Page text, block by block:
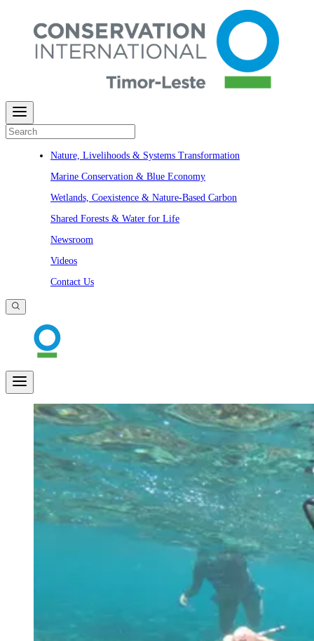
Nature, Livelihoods & Systems Transformation​​​​‌ ‍ ​‍​‍‌‍ ‌ ​‍‌‍‍‌‌‍‌ ‌‍‍‌‌‍ ‍​‍​‍​ ‍‍​‍​‍‌ ​ ‌‍​‌‌‍ ‍‌‍‍‌‌ ‌​‌ ‍‌​‍ ‍‌‍‍‌‌‍ ​‍​‍​‍ ​​‍​‍‌‍‍​‌ ​‍‌‍‌‌‌‍‌‍​‍​‍​ ‍‍​‍​‍‌‍‍​‌ ‌​‌ ‌​‌ ​​‌ ​ ​ ‍‍​‍ ​‍ ‌ ​ ‌‍​‌‌‍ ‍‌‍‍‌‌ ‌​‌ ‍‌​‍ ‍‌‍​ ‌‍ ‌‍ ‍‌ ​ ‌‍‌‌‌ ​‍‌ ‌‍‌‍​‌‌ ‌​‌‍‍‌‌‍ ‌‍ ‍​‍ ‍‌‍ ‌ ​‍‌‍‌ ​‍ ‌‍ ‌‌‍​‌‌‍‍‌‌‍ ‍​‍ ‌‍‍‌‌‍ ‍‌ ‌​‌‍‌‌‌‍ ‍‌ ‌​​‍ ‌‍‌‌‌‍‌​‌‍‍‌‌ ‌​​‍ ‌‍ ‌‌‍ ‌‍‌​‌‍‌‌​ ‌‌ ​​‌ ​‍‌‍‌‌‌ ​ ‌‍‌‌‌‍ ‍‌ ‌​‌‍​‌‌ ‌​‌‍‍‌‌‍ ‌‍ ‍​ ‍ ‌‍‍‌‌‍‌​​ ‌​ ​‌​ ​‌​ ​‍​ ‍‌​ ​‍​ ‌‍​ ‌ ​ ‌​​‍ ‌​ ​ ‌‍​‌‌‍​‍​ ‌‌​‍ ‌​ ‌​​ ​ ​ ‌ ‌‍‌‌​‍ ‌​ ‍​‌‍‌‌​ ​‍​ ​ ​‍ ‌​ ‌‍‌‍‌‌​ ‌‌‌‍​‌​ ​‍‌‍‌​‌‍​‌​ ​ ‌‍​ ‌‍​‌​ ​​‌‍‌‍​ ‍ ‌ ‌​‌ ‍‌‌ ​​‌‍‌‌​ ‌‌‍‌​‌‍ ‌‍​ ‌ ‌‌‌‍ ‌‌‍‌‌‌‍ ‍‌ ‌​​‍ ‍‌ ​​‌‍​‌‌‍‌ ‌‍‌‌​ ‍ ‌ ​​‌‍​‌‌ ‌​‌‍‍​​ ‌‌‍​ ‌‍ ‌‍ ‍‌ ‌​‌‍‌‌‌‍ ‍‌ ‌​​‍‌‌​ ‌‌‌​​‍‌‌ ‌‍‍ ‌‍‌‌‌ ‍‌​‍‌‌​ ​ ‌​‌​​‍‌‌​ ​ ‌​‌​​‍‌‌​ ​‍​ ​‍​ ‌‌‌‍‍‍‌ ​​​ ‍‌​ ‌‍​ ‌ ‌‍​ ​ ‍‌‌ ‌ ​ ​ ​ ‌‌‌ ‌​​‍‌‌​ ​‍​ ​‍​‍‌‌​ ‌‌‌​‌​​‍ ‍‌‍​ ‌‍ ‌‍ ‍‌ ‌​‌‍‌‌‌‍ ‍‌ ‌​​‍‌‌​ ‌‌‌​​‍‌‌ ‌‍‍ ‌‍‌‌‌ ‍‌​‍‌‌​ ​ ‌​‌​​‍‌‌​ ​ ‌​‌​​‍‌‌​ ​‍​ ​‍‌ ​​​ ​‍‌ ​‌‌‍​ ‌ ​ ​ ‌​​ ​ ‌ ‍​​ ​ ​ ​ ‌ ‍‌‌ ‍​​‍‌‌​ ​‍​ ​‍​‍‌‌​ ‌‌‌​‌​​‍ ‍‌‍​ ‌‍​‌‌ ​‍‌‍‌​‌‌​ ‌‍‌‌‌ ‌​​‍‌‌​ ‌‌‌​​‍‌‌ ‌‍‍ ‌‍‌‌‌ ‍‌​‍‌‌​ ​ ‌​‌​​‍‌‌​ ​ ‌​‌​​‍‌‌​ ​‍​ ​‍​ ​‌‌‍​‌​ ​​‌‍​ ‌‍​ ​ ‌​​ ​‌​ ​​​ ‍​‌‍​ ​ ​​‌‍‌​​‍‌‌​ ​‍​ ​‍​‍‌‌​ ‌‌‌​‌​​‍ ‍‌ ‌​‌‍‍‌‌ ‌​‌‍ ​‌‍‌‌​ ‌‍​‍‌‍​‌‌ ​ ‌‍‌‌‌‌‌‌‌ ​‍‌‍ ​​ ‌‌‍‍​‌ ‌​‌ ‌​‌ ​​‌ ​ ​‍‌‌​ ​ ‌​​‌​‍‌‌​ ​‍‌​‌‍​‍‌‌​ ​‍‌​‌‍‌ ​ ‌‍​‌‌‍ ‍‌‍‍‌‌ ‌​‌ ‍‌​‍ ‍‌‍​ ‌‍ ‌‍ ‍‌ ​ ‌‍‌‌‌ ​‍‌ ‌‍‌‍​‌‌ ‌​‌‍‍‌‌‍ ‌‍ ‍​‍ ‍‌‍ ‌ ​‍‌‍‌ ​‍‌‍‌‍‍‌‌‍‌​​ ‌​ ​‌​ ​‌​ ​‍​ ‍‌​ ​‍​ ‌‍​ ‌ ​ ‌​​‍ ‌​ ​ ‌‍​‌‌‍​‍​ ‌‌​‍ ‌​ ‌​​ ​ ​ ‌ ‌‍‌‌​‍ ‌​ ‍​‌‍‌‌​ ​‍​ ​ ​‍ ‌​ ‌‍‌‍‌‌​ ‌‌‌‍​‌​ ​‍‌‍‌​‌‍​‌​ ​ ‌‍​ ‌‍​‌​ ​​‌‍‌‍​‍‌‍‌ ‌​‌ ‍‌‌ ​​‌‍‌‌​ ‌‌‍‌​‌‍ ‌‍​ ‌ ‌‌‌‍ ‌‌‍‌‌‌‍ ‍‌ ‌​​‍ ‍‌ ​​‌‍​‌‌‍‌ ‌‍‌‌​‍‌‍‌ ​​‌‍​‌‌ ‌​‌‍‍​​ ‌‌‍​ ‌‍ ‌‍ ‍‌ ‌​‌‍‌‌‌‍ ‍‌ ‌​​‍‌‌​ ‌‌‌​​‍‌‌ ‌‍‍ ‌‍‌‌‌ ‍‌​‍‌‌​ ​ ‌​‌​​‍‌‌​ ​ ‌​‌​​‍‌‌​ ​‍​ ​‍​ ‌‌‌‍‍‍‌ ​​​ ‍‌​ ‌‍​ ‌ ‌‍​ ​ ‍‌‌ ‌ ​ ​ ​ ‌‌‌ ‌​​‍‌‌​ ​‍​ ​‍​‍‌‌​ ‌‌‌​‌​​‍ ‍‌‍​ ‌‍ ‌‍ ‍‌ ‌​‌‍‌‌‌‍ ‍‌ ‌​​‍‌‌​ ‌‌‌​​‍‌‌ ‌‍‍ ‌‍‌‌‌ ‍‌​‍‌‌​ ​ ‌​‌​​‍‌‌​ ​ ‌​‌​​‍‌‌​ ​‍​ ​‍‌ ​​​ ​‍‌ ​‌‌‍​ ‌ ​ ​ ‌​​ ​ ‌ ‍​​ ​ ​ ​ ‌ ‍‌‌ ‍​​‍‌‌​ ​‍​ ​‍​‍‌‌​ ‌‌‌​‌​​‍ ‍‌‍​ ‌‍​‌‌ ​‍‌‍‌​‌‌​ ‌‍‌‌‌ ‌​​‍‌‌​ ‌‌‌​​‍‌‌ ‌‍‍ ‌‍‌‌‌ ‍‌​‍‌‌​ ​ ‌​‌​​‍‌‌​ ​ ‌​‌​​‍‌‌​ ​‍​ ​‍​ ​‌‌‍​‌​ ​​‌‍​ ‌‍​ ​ ‌​​ ​‌​ ​​​ ‍​‌‍​ ​ ​​‌‍‌​​‍‌‌​ ​‍​ ​‍​‍‌‌​ ‌‌‌​‌​​‍ ‍‌ ‌​‌‍‍‌‌ ‌​‌‍ ​‌‍‌‌​‍‌‍‌ ‌ ‌‍ ‌ ​‍‌‍‍ ‌ ​ ‌ ​​‌‍​‌‌‍​ ‌‍‌‌​ ‌‌‍ ‌‌‍​‌‌‍‍‌‌‍ ‍​‍‌‍‌ ​​‌‍‌‌‌ ​‍‌ ​ ‌ ​​‌‍‌‌‌‍​ ‌ ‌​‌‍‍‌‌ ‌‍‌‍‌‌​ ‌‌ ​​‌ ‌‌‌‍​‍‌‍ ​‌‍‍‌‌ ​ ‌‍‍​‌‍‌‌‌‍‌​​‍​‍‌ ‌
Marine Conservation & Blue Economy
Wetlands, Coexistence & Nature-Based Carbon
Shared Forests & Water for Life
Newsroom
Videos
Contact Us